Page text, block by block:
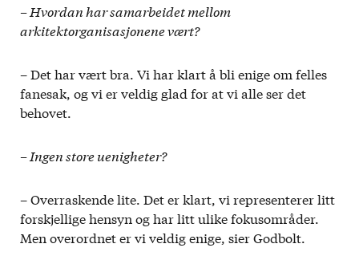
– Hvordan har samarbeidet mellom
arkitektorganisasjonene vært?
– Det har vært bra. Vi har klart å bli enige om felles
fanesak, og vi er veldig glad for at vi alle ser det
behovet.
– Ingen store uenigheter?
– Overraskende lite. Det er klart, vi representerer litt
forskjellige hensyn og har litt ulike fokusområder.
Men overordnet er vi veldig enige, sier Godbolt.